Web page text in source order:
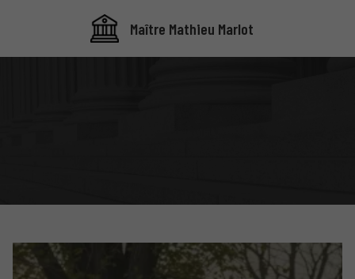
Maître Mathieu Marlot